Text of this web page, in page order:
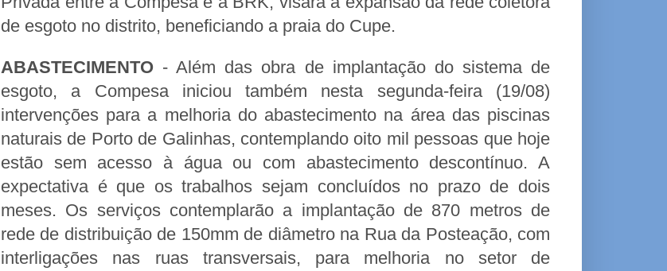
de esgoto no distrito, beneficiando a praia do Cupe.
ABASTECIMENTO - Além das obra de implantação do sistema de
esgoto, a Compesa iniciou também nesta segunda-feira (19/08)
intervenções para a melhoria do abastecimento na área das piscinas
naturais de Porto de Galinhas, contemplando oito mil pessoas que hoje
estão sem acesso à água ou com abastecimento descontínuo. A
expectativa é que os trabalhos sejam concluídos no prazo de dois
meses. Os serviços contemplarão a implantação de 870 metros de
rede de distribuição de 150mm de diâmetro na Rua da Posteação, com
interligações nas ruas transversais, para melhoria no setor de